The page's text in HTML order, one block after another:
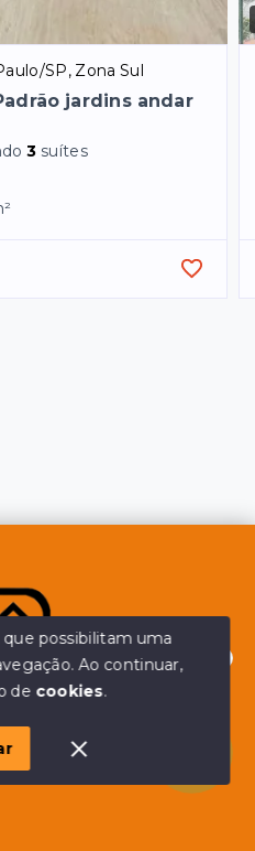
SP, Zona Sul
jardins andar
3 suítes
Olá! em posso ajudar?
que possibilitam uma
Ao continuar,
de cookies.